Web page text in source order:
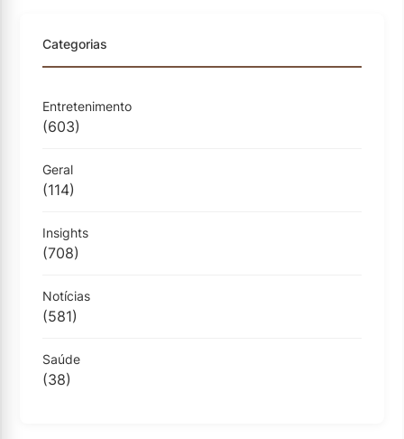
Categorias
Entretenimento
(603)
Geral
(114)
Insights
(708)
Notícias
(581)
Saúde
(38)